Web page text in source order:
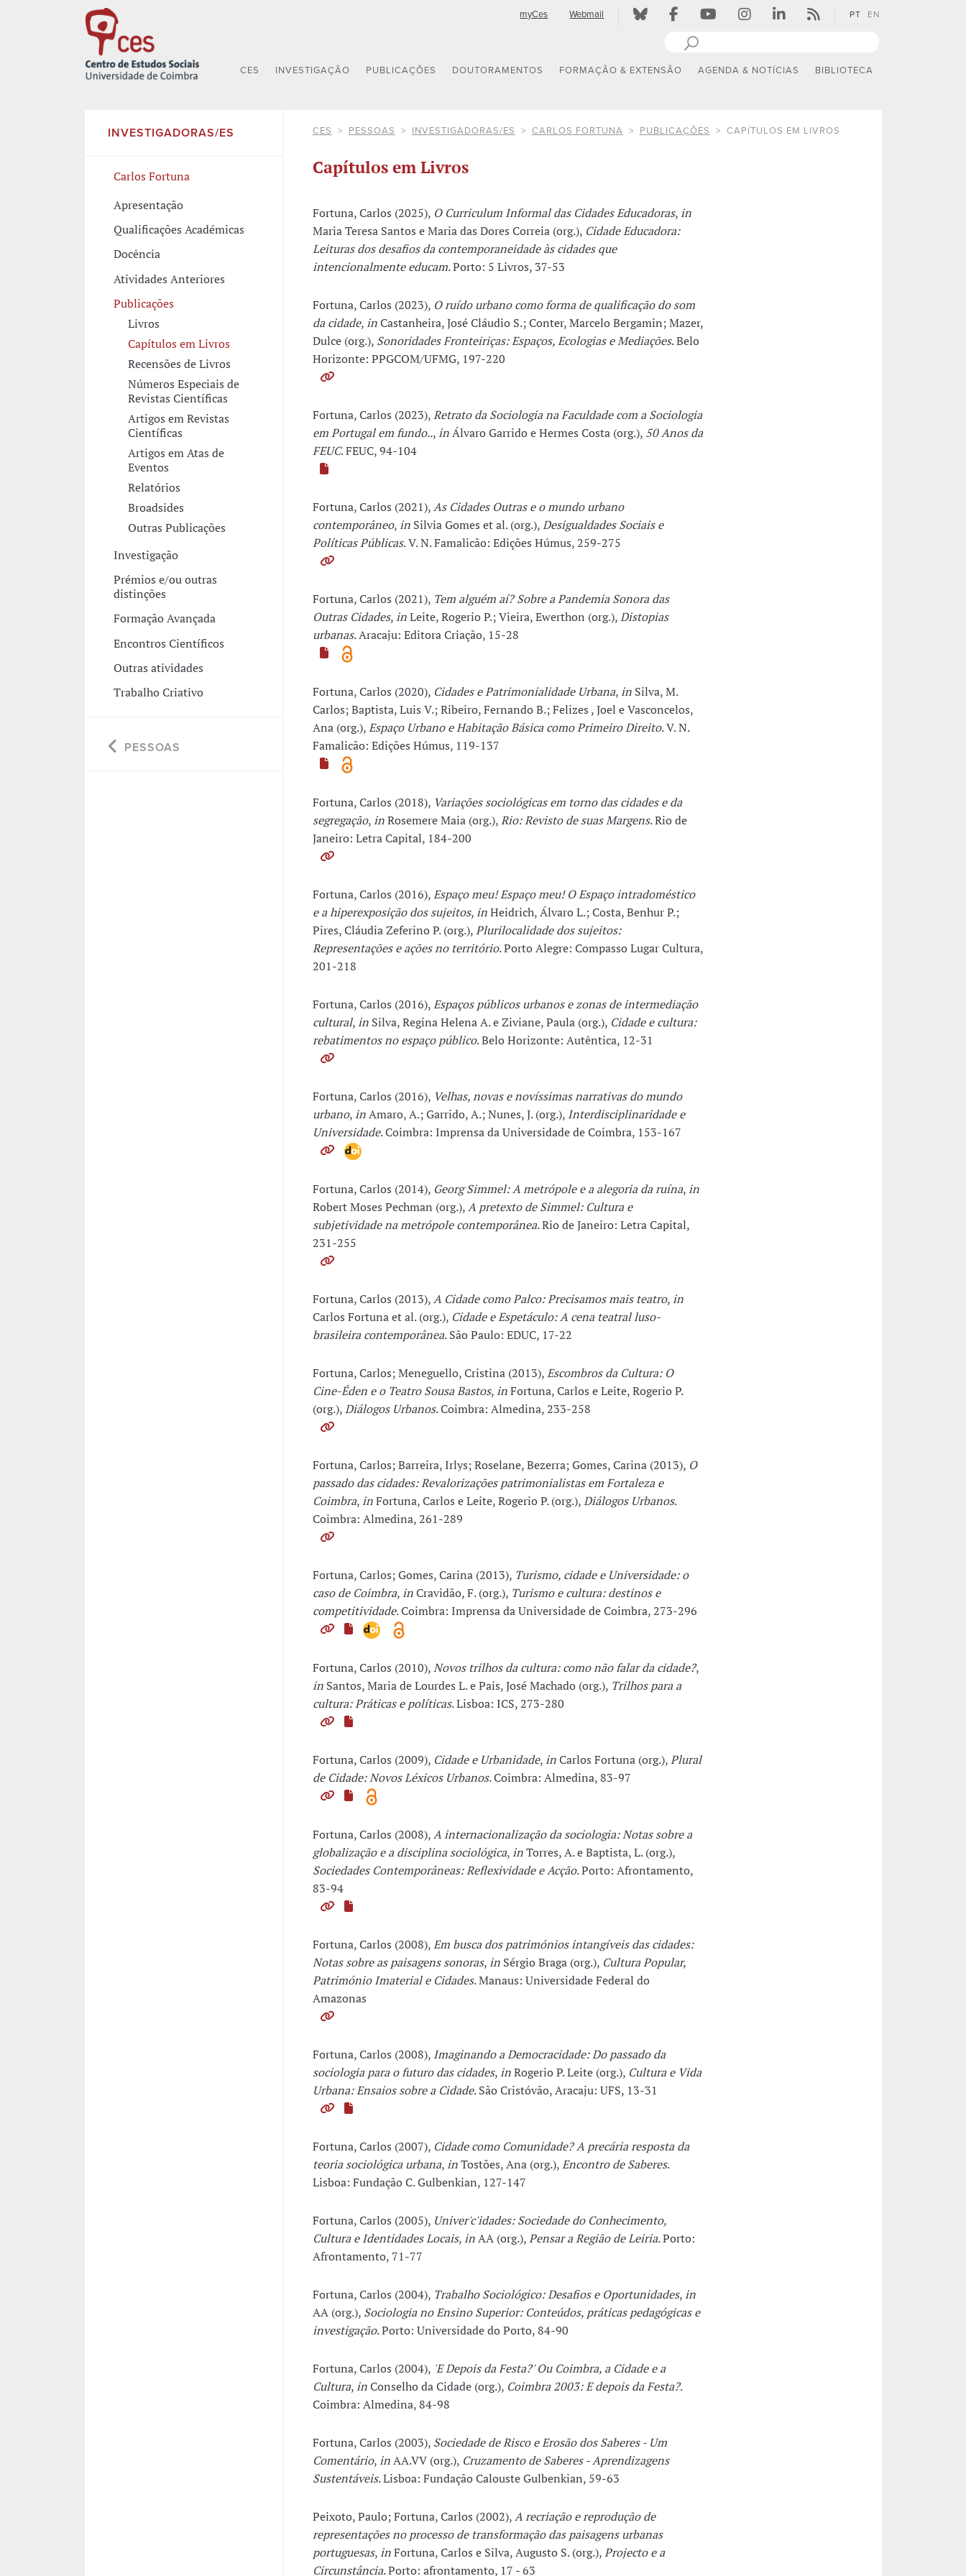
myCes Webmail PT EN
CES INVESTIGAÇÃO PUBLICAÇÕES DOUTORAMENTOS FORMAÇÃO & EXTENSÃO AGENDA & NOTÍCIAS BIBLIOTECA
INVESTIGADORAS/ES
Carlos Fortuna
Apresentação
Qualificações Académicas
Docência
Atividades Anteriores
Publicações
Livros
Capítulos em Livros
Recensões de Livros
Números Especiais de
Revistas Científicas
Artigos em Revistas
Científicas
Artigos em Atas de
Eventos
Relatórios
Broadsides
Outras Publicações
Investigação
Prémios e/ou outras
distinções
Formação Avançada
Encontros Científicos
Outras atividades
Trabalho Criativo
PESSOAS
CES PESSOAS INVESTIGADORAS/ES CARLOS FORTUNA PUBLICAÇÕES CAPÍTULOS EM LIVROS
Capítulos em Livros
Fortuna, Carlos (2025), O Curriculum Informal das Cidades Educadoras,in
Maria Teresa Santos e Maria das Dores Correia (org.), Cidade Educadora:
Leituras dos desafios da contemporaneidade às cidades que
intencionalmente educam. Porto: 5 Livros, 37-53
Fortuna, Carlos (2023), O ruído urbano como forma de qualificação do som
da cidade,inCastanheira, José Cláudio S.; Conter, Marcelo Bergamin; Mazer,
Dulce (org.), Sonoridades Fronteiriças: Espaços, Ecologias e Mediações. Belo
Horizonte: PPGCOM/UFMG, 197-220
Fortuna, Carlos (2023),Retrato da Sociologia na Faculdade com a Sociologia
em Portugal em fundo..,inÁlvaro Garrido e Hermes Costa (org.), 50 Anos da
FEUC. FEUC, 94-104
Fortuna, Carlos (2021),As Cidades Outras e o mundo urbano
contemporâneo,inSilvia Gomes et al. (org.),Desigualdades Sociais e
Políticas Públicas. V. N. Famalicão: Edições Húmus, 259-275
Fortuna, Carlos (2021), Tem alguém aí? Sobre a Pandemia Sonora das
Outras Cidades,inLeite, Rogerio P.; Vieira, Ewerthon (org.),Distopias
urbanas. Aracaju: Editora Criação, 15-28
Fortuna, Carlos (2020), Cidades e Patrimonialidade Urbana,inSilva, M.
Carlos; Baptista, Luis V.; Ribeiro, Fernando B.; Felizes , Joel e Vasconcelos,
Ana (org.),Espaço Urbano e Habitação Básica como Primeiro Direito. V. N.
Famalicão: Edições Húmus, 119-137
Fortuna, Carlos (2018), Variações sociológicas em torno das cidades e da
segregação,inRosemere Maia (org.),Rio: Revisto de suas Margens. Rio de
Janeiro: Letra Capital, 184-200
Fortuna, Carlos (2016),Espaço meu! Espaço meu! O Espaço intradoméstico
e a hiperexposição dos sujeitos,inHeidrich, Álvaro L.; Costa, Benhur P.;
Pires, Cláudia Zeferino P. (org.),Plurilocalidade dos sujeitos:
Representações e ações no território. Porto Alegre: Compasso Lugar Cultura,
201-218
Fortuna, Carlos (2016),Espaços públicos urbanos e zonas de intermediação
cultural,inSilva, Regina Helena A. e Ziviane, Paula (org.), Cidade e cultura:
rebatimentos no espaço público. Belo Horizonte: Autêntica, 12-31
Fortuna, Carlos (2016), Velhas, novas e novíssimas narrativas do mundo
urbano,inAmaro, A.; Garrido, A.; Nunes, J. (org.), Interdisciplinaridade e
Universidade. Coimbra: Imprensa da Universidade de Coimbra, 153-167
Fortuna, Carlos (2014), Georg Simmel: A metrópole e a alegoria da ruína,in
Robert Moses Pechman (org.),A pretexto de Simmel: Cultura e
subjetividade na metrópole contemporânea. Rio de Janeiro: Letra Capital,
231-255
Fortuna, Carlos (2013),A Cidade como Palco: Precisamos mais teatro,in
Carlos Fortuna et al. (org.), Cidade e Espetáculo: A cena teatral luso-
brasileira contemporânea. São Paulo: EDUC, 17-22
Fortuna, Carlos; Meneguello, Cristina (2013),Escombros da Cultura: O
Cine-Éden e o Teatro Sousa Bastos,inFortuna, Carlos e Leite, Rogerio P.
(org.),Diálogos Urbanos. Coimbra: Almedina, 233-258
Fortuna, Carlos; Barreira, Irlys; Roselane, Bezerra; Gomes, Carina (2013), O
passado das cidades: Revalorizações patrimonialistas em Fortaleza e
Coimbra,inFortuna, Carlos e Leite, Rogerio P. (org.),Diálogos Urbanos.
Coimbra: Almedina, 261-289
Fortuna, Carlos; Gomes, Carina (2013), Turismo, cidade e Universidade: o
caso de Coimbra,inCravidão, F. (org.), Turismo e cultura: destinos e
competitividade. Coimbra: Imprensa da Universidade de Coimbra, 273-296
Fortuna, Carlos (2010),Novos trilhos da cultura: como não falar da cidade?,
inSantos, Maria de Lourdes L. e Pais, José Machado (org.), Trilhos para a
cultura: Práticas e políticas. Lisboa: ICS, 273-280
Fortuna, Carlos (2009), Cidade e Urbanidade,inCarlos Fortuna (org.),Plural
de Cidade: Novos Léxicos Urbanos. Coimbra: Almedina, 83-97
Fortuna, Carlos (2008),A internacionalização da sociologia: Notas sobre a
globalização e a disciplina sociológica,inTorres, A. e Baptista, L. (org.),
Sociedades Contemporâneas: Reflexividade e Acção. Porto: Afrontamento,
83-94
Fortuna, Carlos (2008),Em busca dos patrimónios intangíveis das cidades:
Notas sobre as paisagens sonoras,inSérgio Braga (org.), Cultura Popular,
Património Imaterial e Cidades. Manaus: Universidade Federal do
Amazonas
Fortuna, Carlos (2008), Imaginando a Democracidade: Do passado da
sociologia para o futuro das cidades,inRogerio P. Leite (org.), Cultura e Vida
Urbana: Ensaios sobre a Cidade. São Cristóvão, Aracaju: UFS, 13-31
Fortuna, Carlos (2007), Cidade como Comunidade? A precária resposta da
teoria sociológica urbana,inTostões, Ana (org.),Encontro de Saberes.
Lisboa: Fundação C. Gulbenkian, 127-147
Fortuna, Carlos (2005), Univer'c'idades: Sociedade do Conhecimento,
Cultura e Identidades Locais,inAA (org.),Pensar a Região de Leiria. Porto:
Afrontamento, 71-77
Fortuna, Carlos (2004), Trabalho Sociológico: Desafios e Oportunidades,in
AA (org.), Sociologia no Ensino Superior: Conteúdos, práticas pedagógicas e
investigação. Porto: Universidade do Porto, 84-90
Fortuna, Carlos (2004), 'E Depois da Festa?' Ou Coimbra, a Cidade e a
Cultura,inConselho da Cidade (org.), Coimbra 2003: E depois da Festa?.
Coimbra: Almedina, 84-98
Fortuna, Carlos (2003), Sociedade de Risco e Erosão dos Saberes - Um
Comentário,inAA.VV (org.), Cruzamento de Saberes - Aprendizagens
Sustentáveis. Lisboa: Fundação Calouste Gulbenkian, 59-63
Peixoto, Paulo; Fortuna, Carlos (2002),A recriação e reprodução de
representações no processo de transformação das paisagens urbanas
portuguesas,inFortuna, Carlos e Silva, Augusto S. (org.),Projecto e a
Circunstância. Porto: afrontamento, 17 - 63